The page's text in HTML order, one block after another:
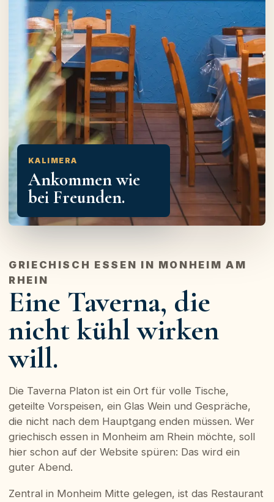
KALIMERA
Ankommen wie
bei Freunden.
GRIECHISCH ESSEN IN MONHEIM AM
RHEIN
Eine Taverna, die
nicht kühl wirken
will.
Die Taverna Platon ist ein Ort für volle Tische,
geteilte Vorspeisen, ein Glas Wein und Gespräche,
die nicht nach dem Hauptgang enden müssen. Wer
griechisch essen in Monheim am Rhein möchte, soll
hier schon auf der Website spüren: Das wird ein
guter Abend.
Zentral in Monheim Mitte gelegen, ist das Restaurant